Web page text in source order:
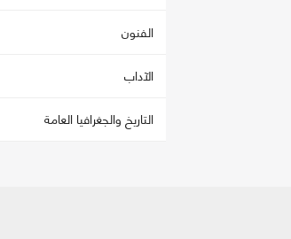
الفنون
الآداب
التاريخ والجغرافيا العامة